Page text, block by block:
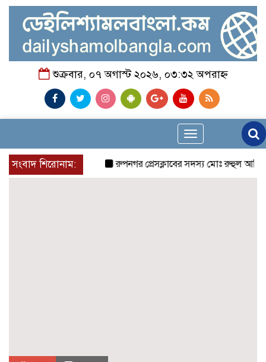
শুক্রবার, ০৭ অগাস্ট ২০২৬, ০৩:৩২ অপরাহ্ন
Toggle
navigation
সংবাদ শিরোনাম:
রুপনগর প্রেসক্লাবের সদস্য মোঃ রুহুল আমিন এর